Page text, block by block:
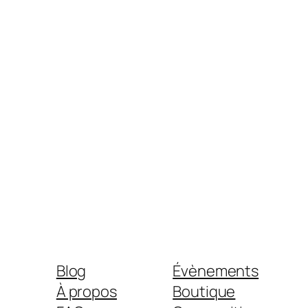
Blog
À propos
Évènements
Boutique